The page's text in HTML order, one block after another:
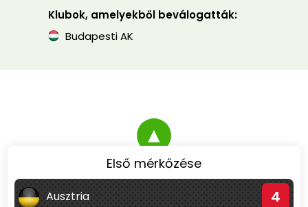
Klubok, amelyekből beválogatták:
Budapesti AK
▲
Első mérkőzése
Ausztria 4